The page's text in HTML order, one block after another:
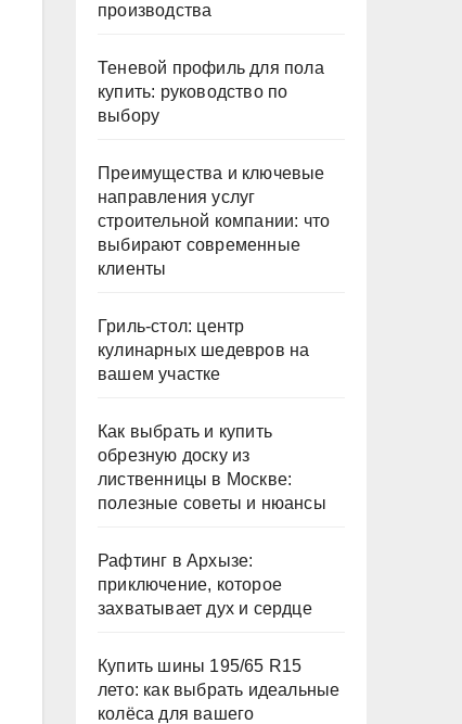
производства
Теневой профиль для пола
купить: руководство по
выбору
Преимущества и ключевые
направления услуг
строительной компании: что
выбирают современные
клиенты
Гриль-стол: центр
кулинарных шедевров на
вашем участке
Как выбрать и купить
обрезную доску из
лиственницы в Москве:
полезные советы и нюансы
Рафтинг в Архызе:
приключение, которое
захватывает дух и сердце
Купить шины 195/65 R15
лето: как выбрать идеальные
колёса для вашего